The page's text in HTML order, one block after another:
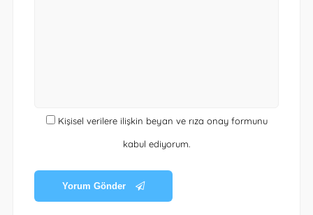
Kişisel verilere ilişkin beyan ve rıza onay formunu
kabul ediyorum.
Yorum Gönder